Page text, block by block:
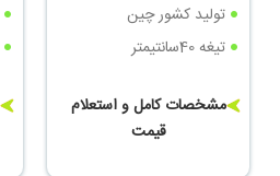
تولید کشور چین
تیغه 40سانتیمتر
مشخصات کامل و استعلام
قیمت